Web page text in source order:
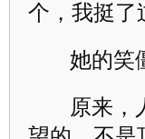
个，我挺了
她的笑
原来，